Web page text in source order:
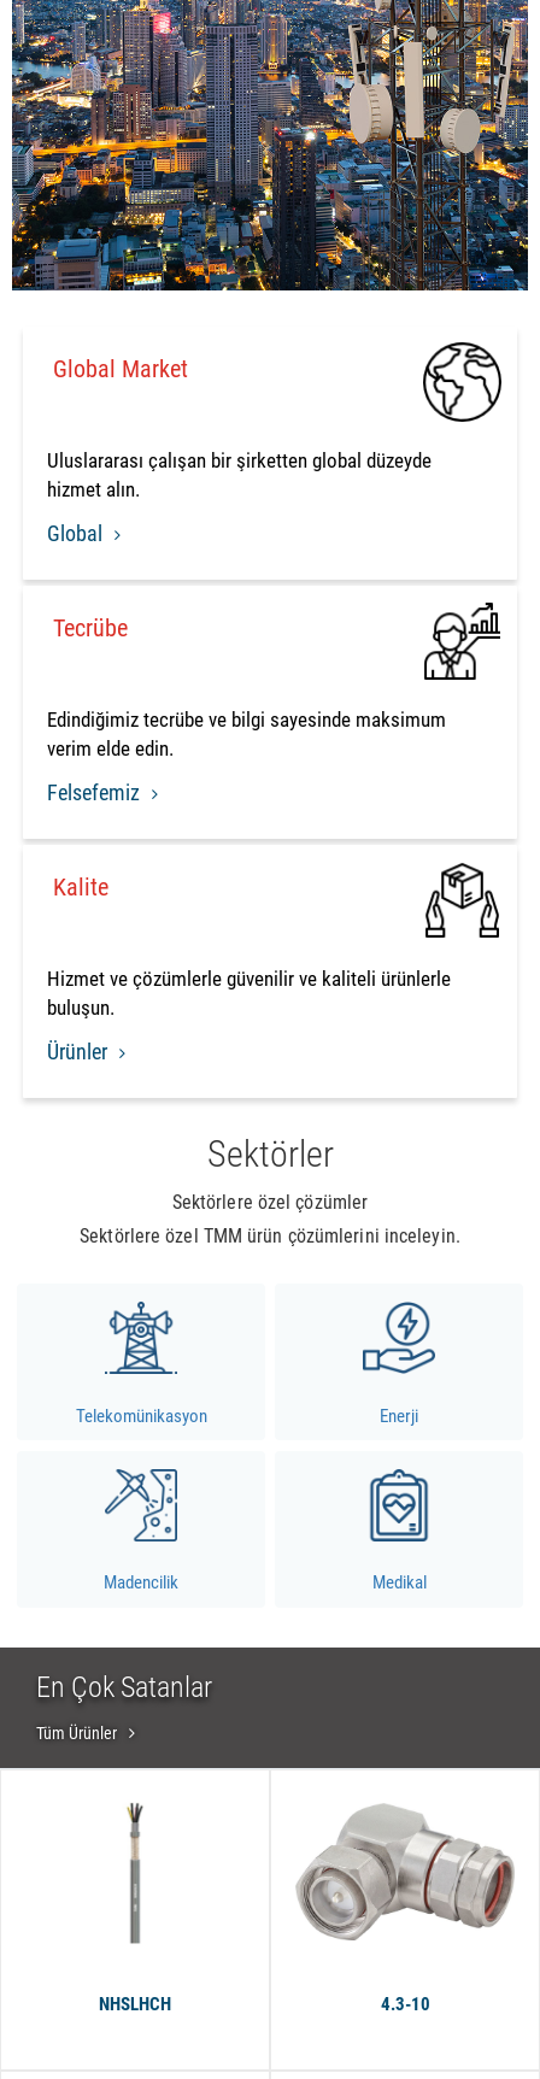
Global Market
Uluslararası çalışan bir şirketten global düzeyde
hizmet alın.
Global
Tecrübe
Edindiğimiz tecrübe ve bilgi sayesinde maksimum
verim elde edin.
Felsefemiz
Kalite
Hizmet ve çözümlerle güvenilir ve kaliteli ürünlerle
buluşun.
Ürünler
Sektörler
Sektörlere özel çözümler
Sektörlere özel TMM ürün çözümlerini inceleyin.
Telekomünikasyon Enerji
Madencilik Medikal
En Çok Satanlar
Tüm Ürünler
NHSLHCH 4.3-10